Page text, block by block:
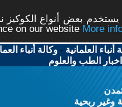
بعض أنواع
on our website
أنباء العلمانية -وكالة أنباء
اخبار الطب والعلوم
وغير ربحية